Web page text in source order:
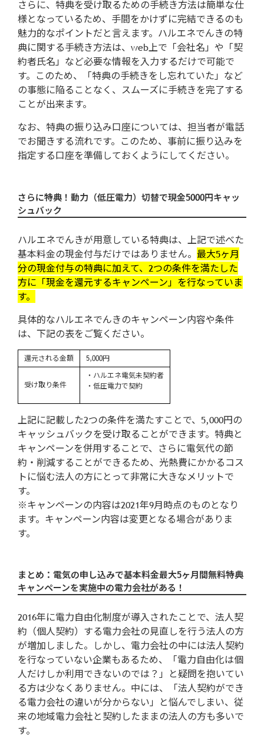
さらに、特典を受け取るための手続き方法は簡単な仕
様となっているため、手間をかけずに完結できるのも
魅力的なポイントだと言えます。ハルエネでんきの特
典に関する手続き方法は、web上で「会社名」や「契
約者氏名」など必要な情報を入力するだけで可能で
す。このため、「特典の手続きをし忘れていた」など
の事態に陥ることなく、スムーズに手続きを完了する
ことが出来ます。
なお、特典の振り込み口座については、担当者が電話
でお聞きする流れです。このため、事前に振り込みを
指定する口座を準備しておくようにしてください。
さらに特典！動力（低圧電力）切替で現金5000円キャッ
シュバック
ハルエネでんきが用意している特典は、上記で述べた
基本料金の現金付与だけではありません。 最大5ヶ月
分の現金付与の特典に加えて、2つの条件を満たした
方に「現金を還元するキャンペーン」を行なっていま
す。
具体的なハルエネでんきのキャンペーン内容や条件
は、下記の表をご覧ください。
還元される金額 5,000円
受け取り条件
・ハルエネ電気未契約者
・低圧電力で契約
上記に記載した2つの条件を満たすことで、5,000円の
キャッシュバックを受け取ることができます。特典と
キャンペーンを併用することで、さらに電気代の節
約・削減することができるため、光熱費にかかるコス
トに悩む法人の方にとって非常に大きなメリットで
す。
※キャンペーンの内容は2021年9月時点のものとなり
ます。キャンペーン内容は変更となる場合がありま
す。
まとめ：電気の申し込みで基本料金最大5ヶ月間無料特典
キャンペーンを実施中の電力会社がある！
2016年に電力自由化制度が導入されたことで、法人契
約（個人契約）する電力会社の見直しを行う法人の方
が増加しました。しかし、電力会社の中には法人契約
を行なっていない企業もあるため、「電力自由化は個
人だけしか利用できないのでは？」と疑問を抱いてい
る方は少なくありません。中には、「法人契約ができ
る電力会社の違いが分からない」と悩んでしまい、従
来の地域電力会社と契約したままの法人の方も多いで
す。